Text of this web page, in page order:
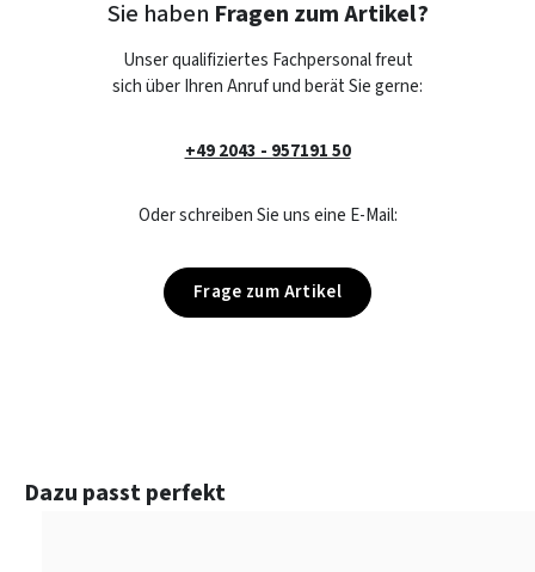
Sie haben Fragen zum Artikel?
Unser qualifiziertes Fachpersonal freut
sich über Ihren Anruf und berät Sie gerne:
+49 2043 - 957191 50
Oder schreiben Sie uns eine E-Mail:
Frage zum Artikel
Produktgalerie überspringen
Dazu passt perfekt